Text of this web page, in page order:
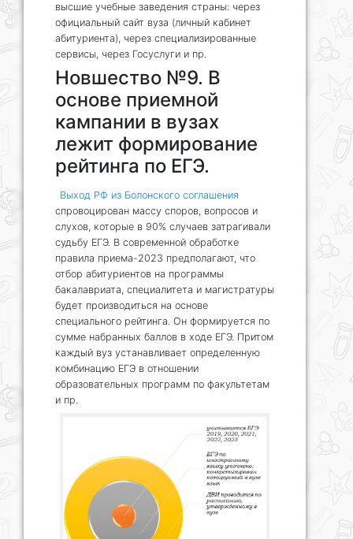
высшие учебные заведения страны: через
официальный сайт вуза (личный кабинет
абитуриента), через специализированные
сервисы, через Госуслуги и пр.
Новшество №9. В
основе приемной
кампании в вузах
лежит формирование
рейтинга по ЕГЭ.
Выход РФ из Болонского соглашения
спровоцирован массу споров, вопросов и
слухов, которые в 90% случаев затрагивали
судьбу ЕГЭ. В современной обработке
правила приема-2023 предполагают, что
отбор абитуриентов на программы
бакалавриата, специалитета и магистратуры
будет производиться на основе
специального рейтинга. Он формируется по
сумме набранных баллов в ходе ЕГЭ. Притом
каждый вуз устанавливает определенную
комбинацию ЕГЭ в отношении
образовательных программ по факультетам
и пр.